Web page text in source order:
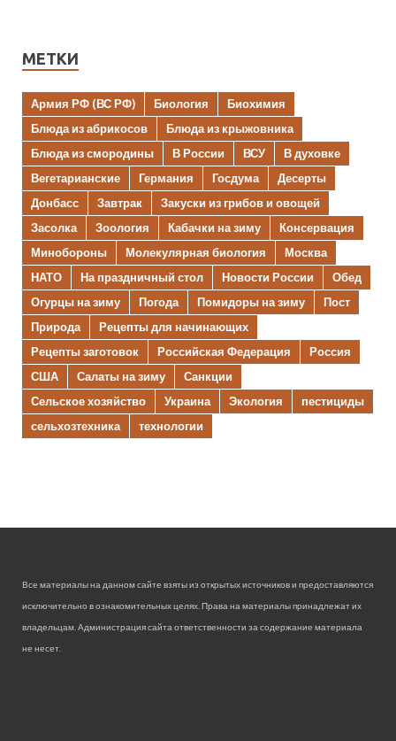
МЕТКИ
Армия РФ (ВС РФ) Биология
Биохимия
Блюда из абрикосов
Блюда из крыжовника
Блюда из смородины
В России ВСУ
В духовке
Вегетарианские
Германия Госдума
Десерты
Донбасс
Завтрак
Закуски из грибов и овощей
Засолка
Зоология Кабачки на зиму
Консервация
Минобороны
Молекулярная биология
Москва
НАТО
На праздничный стол Новости России
Обед
Огурцы на зиму
Погода Помидоры на зиму
Пост
Природа
Рецепты для начинающих
Рецепты заготовок
Российская Федерация
Россия
США
Салаты на зиму
Санкции
Сельское хозяйство
Украина Экология
пестициды
сельхозтехника
технологии
Все материалы на данном сайте взяты из открытых источников и предоставляются
исключительно в ознакомительных целях. Права на материалы принадлежат их
владельцам. Администрация сайта ответственности за содержание материала
не несет.